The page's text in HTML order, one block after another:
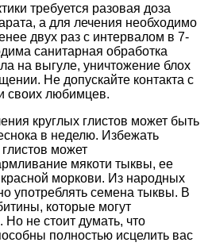
требуется разовая доза
а для лечения необходимо
двух раз с интервалом в 7-
санитарная обработка
на выгуле, уничтожение блох
Не допускайте контакта с
своих любимцев.
круглых глистов может быть
в неделю. Избежать
может
мякоти тыквы, ее
моркови. Из народных
употреблять семена тыквы. В
которые могут
Но не стоит думать, что
полностью исцелить вас